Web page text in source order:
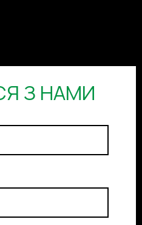
З НАМИ​